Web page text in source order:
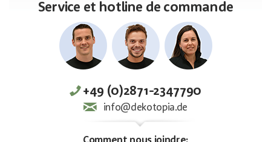
Service et hotline de commande
+49 (0)2871-2347790
info@dekotopia.de